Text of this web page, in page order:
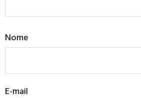
Nome
E-mail